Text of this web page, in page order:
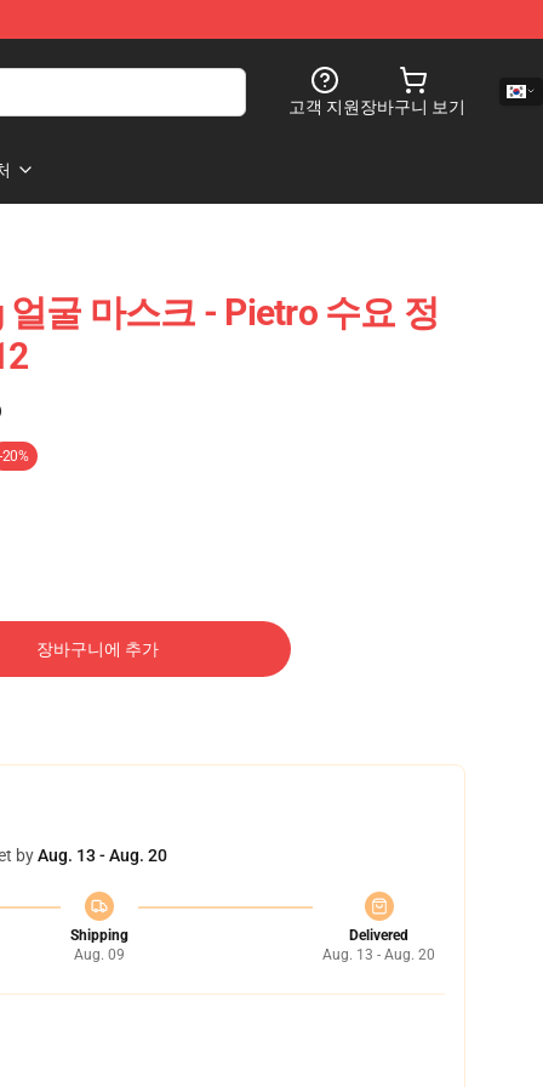
고객 지원장바구니 보기
굴 마스크 - Pietro 수요 정
-20%
장바구니에 추가
byAug. 13 - Aug. 20
Shipping
Aug. 09
Delivered
Aug. 13 - Aug. 20